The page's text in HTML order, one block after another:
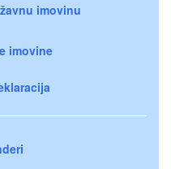
imovinu
imovine